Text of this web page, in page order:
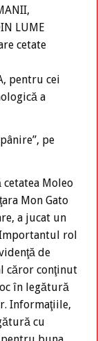
LUME
cetate
pentru cei
a
pe
Moleo
Mon Gato
a jucat un
rol
de
căror conţinut
în legătură
Informaţiile,
cu